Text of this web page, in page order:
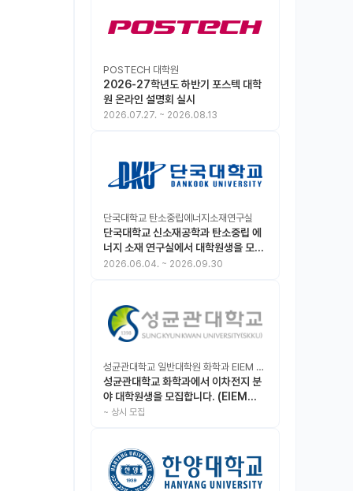
POSTECH 대학원
2026-27학년도 하반기 포스텍 대학
원 온라인 설명회 실시
2026.07.27. ~ 2026.08.13
단국대학교 탄소중립에너지소재연구실
단국대학교 신소재공학과 탄소중립 에
너지 소재 연구실에서 대학원생을 모집
합니다.
2026.06.04. ~ 2026.09.30
성균관대학교 일반대학원 화학과 EIEM Lab
성균관대학교 화학과에서 이차전지 분
야 대학원생을 모집합니다. (EIEM
Lab)
~ 상시 모집